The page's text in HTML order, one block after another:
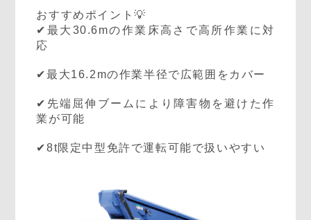
おすすめポイント💡
✔最大30.6mの作業床高さで高所作業に対
応
✔最大16.2mの作業半径で広範囲をカバー
✔先端屈伸ブームにより障害物を避けた作
業が可能
✔8t限定中型免許で運転可能で扱いやすい